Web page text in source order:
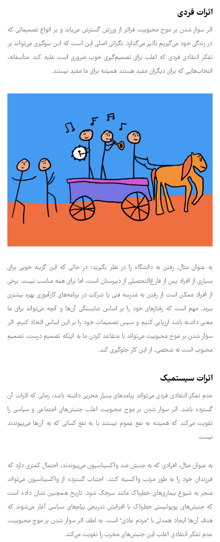
اثرات فردی
اثر سوار شدن بر موج محبوبیت فراتر از ورزش گسترش می‌یابد و بر انواع تصمیماتی که
در زندگی خود می‌گیریم تأثیر می‌گذارد. نگرانی اصلی این است که این سوگیری می‌تواند بر
تفکر انتقادی فردی که اغلب برای تصمیم‌گیری خوب ضروری است غلبه کند. متأسفانه،
انتخاب‌هایی که برای دیگران مفید هستند همیشه برای ما مفید نیستند.
به عنوان مثال، رفتن به دانشگاه را در نظر بگیرید؛ در حالی که این گزینه خوبی برای
بسیاری از افراد پس از فارغ‌التحصیلی از دبیرستان است، اما برای همه مناسب نیست. برخی
از افراد ممکن است از رفتن به مدرسه فنی یا شرکت در برنامه‌های کارآموزی بهره بیشتری
ببرند. مهم است که رفتارهای خود را بر اساس شایستگی آن‌ها و آنچه می‌تواند برای ما
معنی داشته باشد ارزیابی کنیم و سپس تصمیمات خود را بر این اساس اتخاذ کنیم. اثر
سوار شدن بر موج محبوبیت می‌تواند با متقاعد کردن ما به اینکه تصمیم درست، تصمیم
محبوب است نه شخصی، از این کار جلوگیری کند.
اثرات سیستمیک
عدم تفکر انتقادی فردی می‌تواند پیامدهای بسیار مخربی داشته باشد، زمانی که اثرات آن
گسترده باشد. اثر سوار شدن بر موج محبوبیت اغلب جنبش‌های اجتماعی و سیاسی را
تقویت می‌کند که همیشه به نفع عموم نیستند یا به نفع کسانی که به آن‌ها می‌پیوندند
نیست.
به عنوان مثال، افرادی که به جنبش ضد واکسیناسیون می‌پیوندند، احتمال کمتری دارد که
فرزندان خود را به طور مرتب واکسینه کنند. اجتناب گسترده از واکسیناسیون می‌تواند
منجر به شیوع بیماری‌های خطرناک مانند سرخک شود. تاریخ همچنین نشان داده است
که جنبش‌های پوپولیستی خطرناک با افزایش تدریجی پیام‌های سیاسی آغاز می‌شوند که
هدف آن‌ها ایجاد همدلی با "مردم عادی" است. به لطف اثر سوار شدن بر موج محبوبیت،
عدم تفکر انتقادی اغلب این جنبش‌های مخرب را تقویت می‌کند.